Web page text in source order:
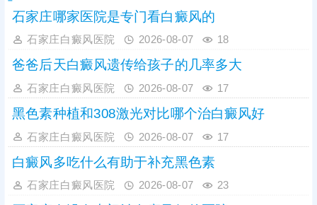
石家庄哪家医院是专门看白癜风的
石家庄白癜风医院 2026-08-07 18
爸爸后天白癜风遗传给孩子的几率多大
石家庄白癜风医院 2026-08-07 17
黑色素种植和308激光对比哪个治白癜风好
石家庄白癜风医院 2026-08-07 17
白癜风多吃什么有助于补充黑色素
石家庄白癜风医院 2026-08-07 23